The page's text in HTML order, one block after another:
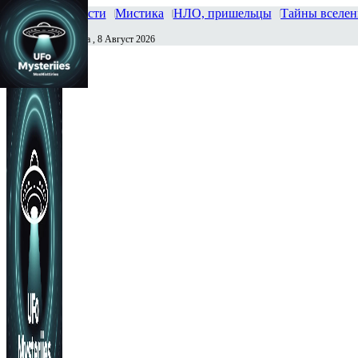
Главная Новости Мистика НЛО, пришельцы Тайны
Сегодня Суббота , 8 Август 2026